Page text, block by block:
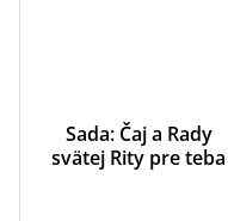
Sada: Čaj a Rady
svätej Rity pre teba